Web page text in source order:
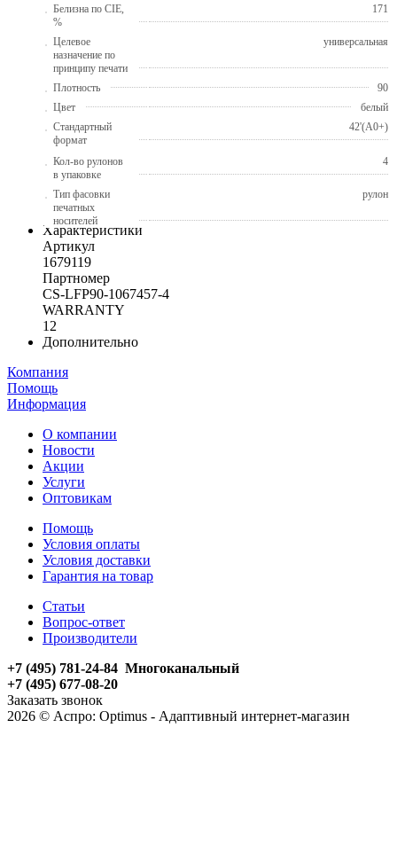
Белизна по CIE,
%
171
Целевое
назначение по
принципу печати
универсальная
Плотность
90
Цвет
белый
Стандартный
формат
42'(A0+)
Кол-во рулонов
в упаковке
4
Тип фасовки
печатных
носителей
рулон
Характеристики
Артикул
1679119
Партномер
CS-LFP90-1067457-4
WARRANTY
12
Дополнительно
Компания
Помощь
Информация
О компании
Новости
Акции
Услуги
Оптовикам
Помощь
Условия оплаты
Условия доставки
Гарантия на товар
Статьи
Вопрос-ответ
Производители
+7 (495) 781-24-84 Многоканальный
+7 (495) 677-08-20
Заказать звонок
2026 © Аспро: Optimus - Адаптивный интернет-магазин